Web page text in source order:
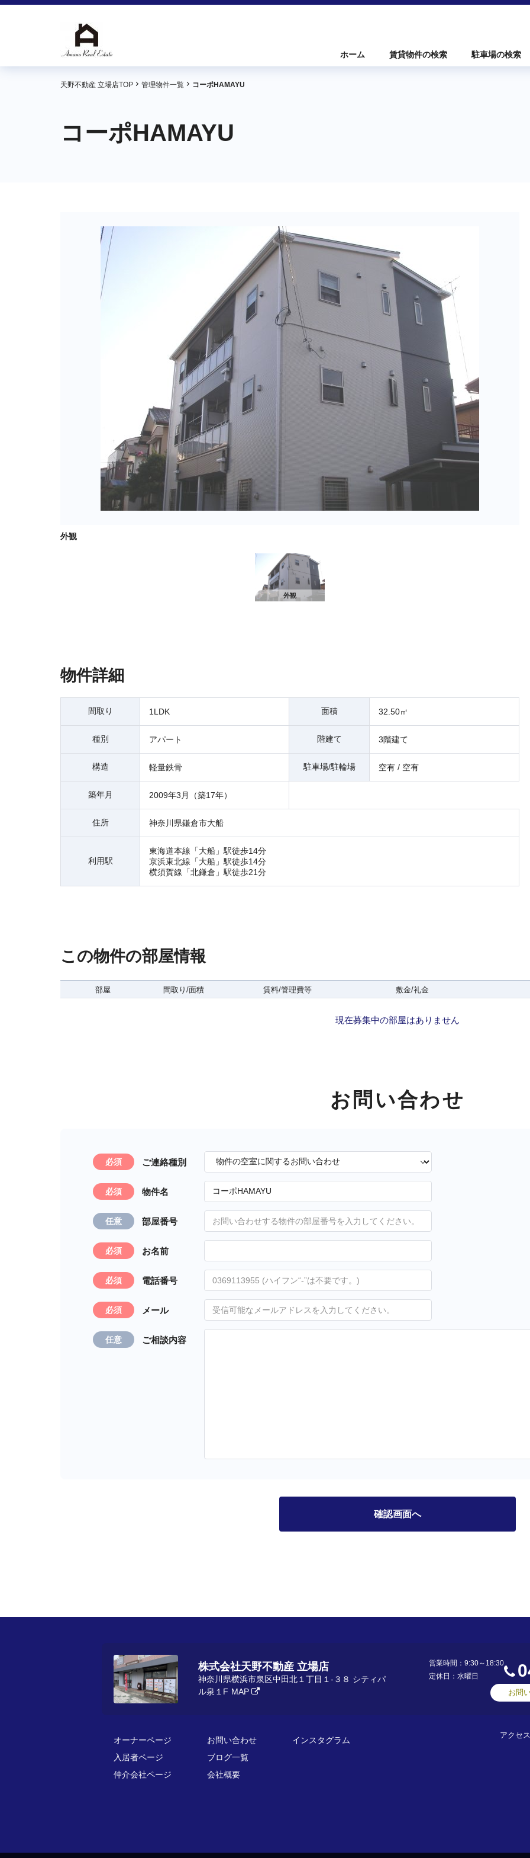
ホーム 賃貸物件の検索 駐車場の検索
天野不動産 立場店TOP 管理物件一覧 コーポHAMAYU
コーポHAMAYU
外観
外観
物件詳細
間取り 1LDK 面積 32.50㎡
種別 アパート 階建て 3階建て
構造 軽量鉄骨 駐車場/駐輪場 空有 / 空有
築年月 2009年3月（築17年）
住所 神奈川県鎌倉市大船
利用駅
東海道本線「大船」駅徒歩14分
京浜東北線「大船」駅徒歩14分
横須賀線「北鎌倉」駅徒歩21分
この物件の部屋情報
部屋 間取り/面積 賃料/管理費等 敷金/礼金
現在募集中の部屋はありません
お問い合わせ
必須 ご連絡種別
必須 物件名
任意 部屋番号
必須 お名前
必須 電話番号
必須 メール
任意 ご相談内容
株式会社天野不動産 立場店
神奈川県横浜市泉区中田北１丁目１-３８ シティパ
ル泉１F MAP
営業時間：9:30～18:30
定休日：水曜日
お問
オーナーページ
入居者ページ
仲介会社ページ
お問い合わせ
ブログ一覧
会社概要
インスタグラム
アクセ